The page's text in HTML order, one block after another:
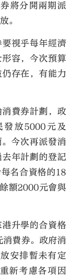
將分開兩期派
。
視乎每年經濟
容，今次預算
存在，有能力
費券計劃，政
發放5000元及
今次再派發消
年計劃的登記
名合資格的18
額2000元會與
升學的合資格
費券。政府消
安排暫未有定
新考慮各項因